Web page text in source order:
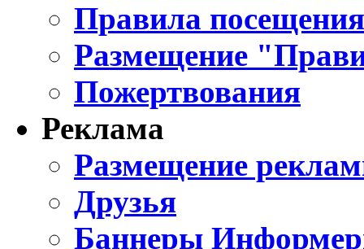
Правила
Размещение
Пожертвования
Реклама
Размещение
Друзья
Баннеры